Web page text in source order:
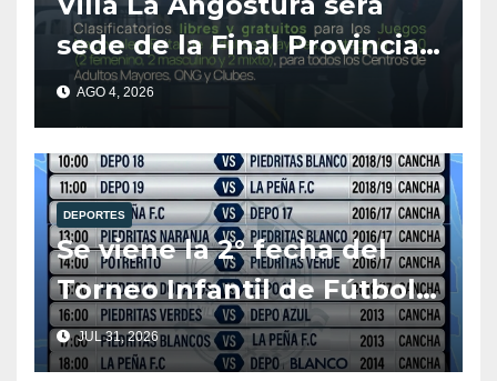
sede de la Final Provincial
de Tenis de Mesa para
Adultos Mayores.
AGO 4, 2026
DEPORTES
Se viene la 2° fecha del
Torneo Infantil de Fútbol
Mixto 2026
JUL 31, 2026